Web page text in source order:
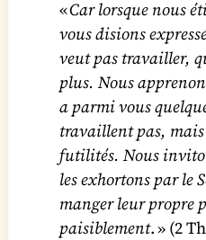
«Car lorsque nous
vous disions
veut pas travailler,
plus. Nous
a parmi vous
travaillent pas, mais
futilités. Nous
les exhortons par le
manger leur
paisiblement. » (2